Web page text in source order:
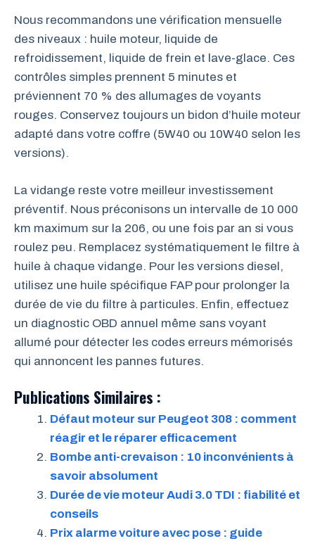
Nous recommandons une vérification mensuelle
des niveaux : huile moteur, liquide de
refroidissement, liquide de frein et lave-glace. Ces
contrôles simples prennent 5 minutes et
préviennent 70 % des allumages de voyants
rouges. Conservez toujours un bidon d’huile moteur
adapté dans votre coffre (5W40 ou 10W40 selon les
versions).
La vidange reste votre meilleur investissement
préventif. Nous préconisons un intervalle de 10 000
km maximum sur la 206, ou une fois par an si vous
roulez peu. Remplacez systématiquement le filtre à
huile à chaque vidange. Pour les versions diesel,
utilisez une huile spécifique FAP pour prolonger la
durée de vie du filtre à particules. Enfin, effectuez
un diagnostic OBD annuel même sans voyant
allumé pour détecter les codes erreurs mémorisés
qui annoncent les pannes futures.
Publications Similaires :
Défaut moteur sur Peugeot 308 : comment
réagir et le réparer efficacement
Bombe anti-crevaison : 10 inconvénients à
savoir absolument
Durée de vie moteur Audi 3.0 TDI : fiabilité et
conseils
Prix alarme voiture avec pose : guide